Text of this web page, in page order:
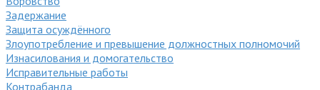
Задержание
Защита осуждённого
Злоупотребление и превышение должностных полномочий
Изнасилования и домогательство
Исправительные работы
Контрабанда